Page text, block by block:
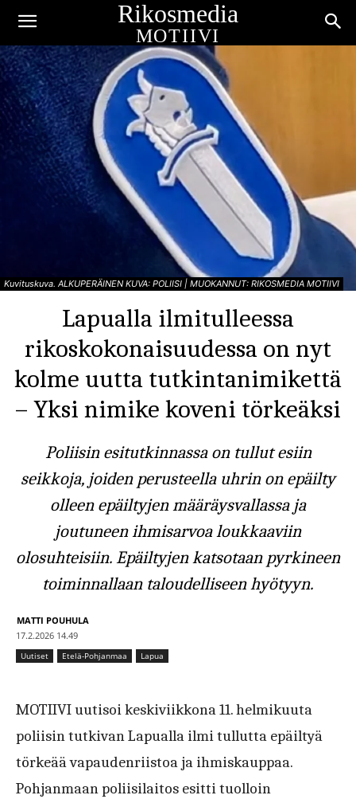
Rikosmedia
MOTIIVI
Kuvituskuva. ALKUPERÄINEN KUVA: POLIISI | MUOKANNUT: RIKOSMEDIA MOTIIVI
Lapualla ilmitulleessa
rikoskokonaisuudessa on nyt
kolme uutta tutkintanimikettä
– Yksi nimike koveni törkeäksi
Poliisin esitutkinnassa on tullut esiin
seikkoja, joiden perusteella uhrin on epäilty
olleen epäiltyjen määräysvallassa ja
joutuneen ihmisarvoa loukkaaviin
olosuhteisiin. Epäiltyjen katsotaan pyrkineen
toiminnallaan taloudelliseen hyötyyn.
MATTI POUHULA
17.2.2026 14.49
Uutiset Etelä-Pohjanmaa Lapua
MOTIIVI uutisoi keskiviikkona 11. helmikuuta
poliisin tutkivan Lapualla ilmi tullutta epäiltyä
törkeää vapaudenriistoa ja ihmiskauppaa.
Pohjanmaan poliisilaitos esitti tuolloin